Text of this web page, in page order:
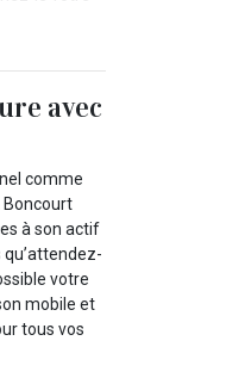
avec
comme
Boncourt
à son actif
votre
mobile et
tous vos